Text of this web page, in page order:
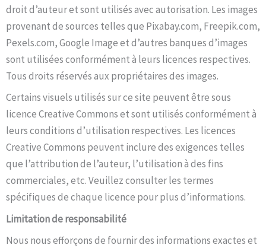
droit d’auteur et sont utilisés avec autorisation. Les images
provenant de sources telles que Pixabay.com, Freepik.com,
Pexels.com, Google Image et d’autres banques d’images
sont utilisées conformément à leurs licences respectives.
Tous droits réservés aux propriétaires des images.
Certains visuels utilisés sur ce site peuvent être sous
licence Creative Commons et sont utilisés conformément à
leurs conditions d’utilisation respectives. Les licences
Creative Commons peuvent inclure des exigences telles
que l’attribution de l’auteur, l’utilisation à des fins
commerciales, etc. Veuillez consulter les termes
spécifiques de chaque licence pour plus d’informations.
Limitation de responsabilité
Nous nous efforçons de fournir des informations exactes et